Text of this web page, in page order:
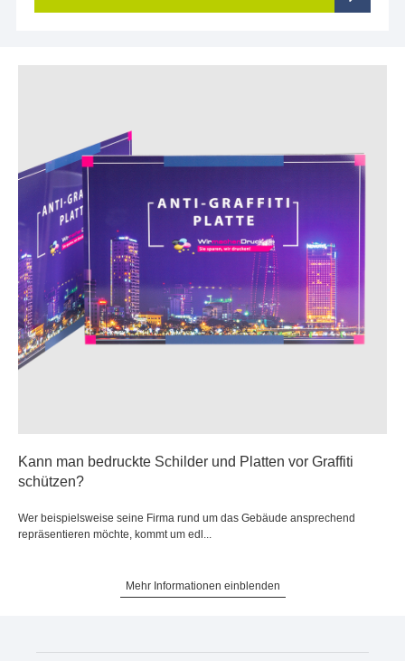
Kann man bedruckte Schilder und Platten vor Graffiti
schützen?
Wer beispielsweise seine Firma rund um das Gebäude ansprechend
repräsentieren möchte, kommt um edl...
Mehr Informationen einblenden